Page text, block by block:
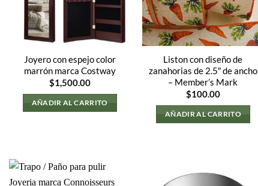
Joyero con espejo color
marrón marca Costway
$1,500.00
AÑADIR AL CARRITO
Liston con diseño de
zanahorias de 2.5″ de ancho
– Member’s Mark
$100.00
AÑADIR AL CARRITO